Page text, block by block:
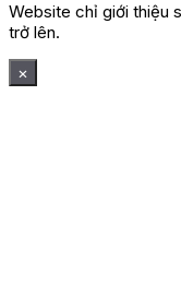
Website chỉ giới thiệu
trở lên.
×